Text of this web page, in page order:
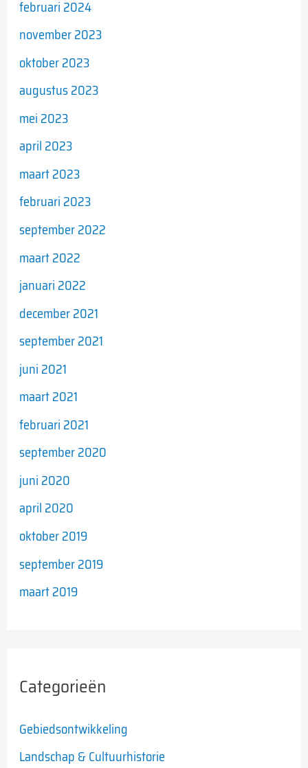
februari 2024
november 2023
oktober 2023
augustus 2023
mei 2023
april 2023
maart 2023
februari 2023
september 2022
maart 2022
januari 2022
december 2021
september 2021
juni 2021
maart 2021
februari 2021
september 2020
juni 2020
april 2020
oktober 2019
september 2019
maart 2019
Categorieën
Gebiedsontwikkeling
Landschap & Cultuurhistorie